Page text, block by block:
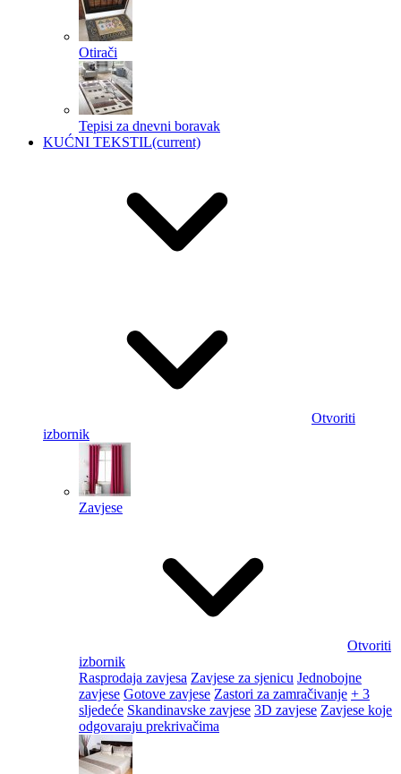
Otirači
Tepisi za dnevni boravak
KUĆNI TEKSTIL(current)
Otvoriti
izbornik
Zavjese
Otvoriti
izbornik
Rasprodaja zavjesa Zavjese za sjenicu Jednobojne
zavjese Gotove zavjese Zastori za zamračivanje + 3
sljedeće Skandinavske zavjese 3D zavjese Zavjese koje
odgovaraju prekrivačima